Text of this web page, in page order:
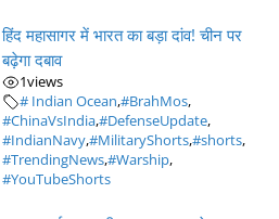
हिंद महासागर में भारत का बड़ा दांव! चीन पर
बढ़ेगा दबाव
1views
# Indian Ocean,#BrahMos,
#ChinaVsIndia,#DefenseUpdate,
#IndianNavy,#MilitaryShorts,#shorts,
#TrendingNews,#Warship,
#YouTubeShorts